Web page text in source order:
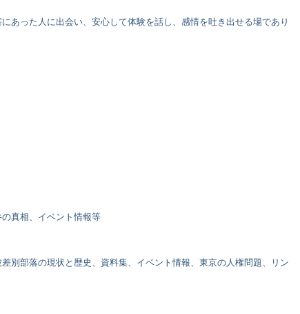
あった人に出会い、安心して体験を話し、感情を吐き出せる場であり
真相、イベント情報等
別部落の現状と歴史、資料集、イベント情報、東京の人権問題、リン